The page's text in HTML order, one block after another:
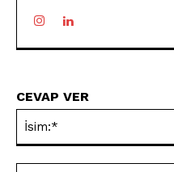
CEVAP VER